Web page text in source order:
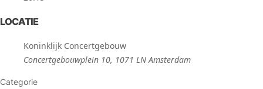
LOCATIE
Koninklijk Concertgebouw
Concertgebouwplein 10, 1071 LN Amsterdam
Categorie